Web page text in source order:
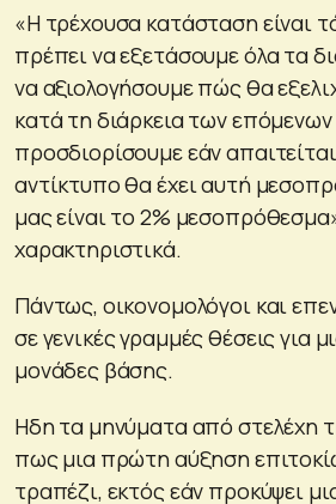
«Η τρέχουσα κατάσταση είναι
πρέπει να εξετάσουμε όλα τα
να αξιολογήσουμε πώς θα
κατά τη διάρκεια των
προσδιορίσουμε εάν
αντίκτυπο θα έχει αυτή
μας είναι το 2%
χαρακτηριστικά.
Πάντως, οικονομολόγοι και
σε γενικές γραμμές θέσεις για
μονάδες βάσης.
Ηδη τα μηνύματα από στελέχη
πως μια πρώτη αύξηση
τραπέζι, εκτός εάν προκύψει